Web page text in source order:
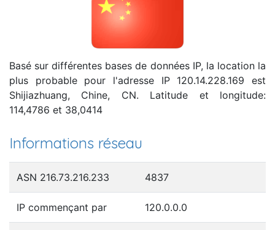
Basé sur différentes bases de données IP, la location la
plus probable pour l'adresse IP 120.14.228.169 est
Shijiazhuang, Chine, CN. Latitude et longitude:
114,4786 et 38,0414
Informations réseau
ASN 216.73.216.233 4837
IP commençant par 120.0.0.0